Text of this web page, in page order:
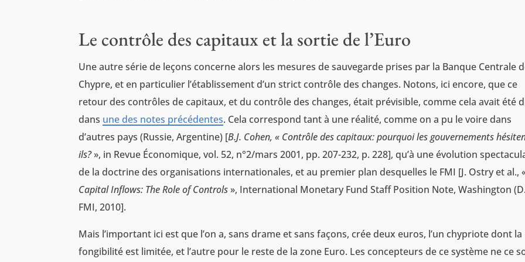
Le contrôle des capitaux et la sortie de l’Euro
Une autre série de leçons concerne alors les mesures de sauvegarde prises par la Banque Centrale
Chypre, et en particulier l’établissement d’un strict contrôle des changes. Notons, ici encore, que ce
retour des contrôles de capitaux, et du contrôle des changes, était prévisible, comme cela avait été
dans une des notes précédentes. Cela correspond tant à une réalité, comme on a pu le voire dans
d’autres pays (Russie, Argentine) [B.J. Cohen, « Contrôle des capitaux: pourquoi les gouvernements
ils?», in Revue Économique, vol. 52, n°2/mars 2001, pp. 207-232, p. 228], qu’à une évolution
de la doctrine des organisations internationales, et au premier plan desquelles le FMI [J. Ostry et al.,
Capital Inflows: The Role of Controls», International Monetary Fund Staff Position Note, Washington
FMI, 2010].
Mais l’important ici est que l’on a, sans drame et sans façons, crée deux euros, l’un chypriote dont la
fongibilité est limitée, et l’autre pour le reste de la zone Euro. Les concepteurs de ce système ne ce